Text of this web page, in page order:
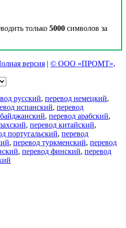
только 5000 символов за
версия | © ООО «ПРОМТ»,
русский, перевод немецкий,
испанский, перевод
, перевод арабский,
, перевод китайский,
португальский, перевод
, перевод туркменский, перевод
, перевод финский, перевод